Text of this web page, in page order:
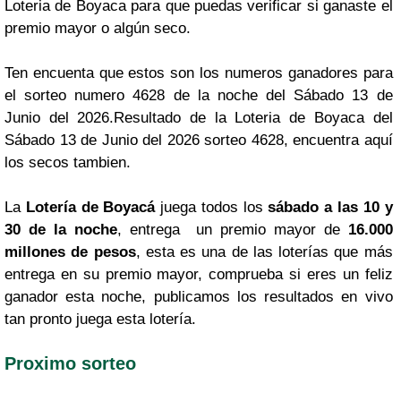
Loteria de Boyaca para que puedas verificar si ganaste el
premio mayor o algún seco.
Ten encuenta que estos son los numeros ganadores para
el sorteo numero 4628 de la noche del Sábado 13 de
Junio del 2026.Resultado de la Loteria de Boyaca del
Sábado 13 de Junio del 2026 sorteo 4628, encuentra aquí
los secos tambien.
La Lotería de Boyacá juega todos lossábado a las 10 y
30 de la noche, entrega un premio mayor de 16.000
millones de pesos, esta es una de las loterías que más
entrega en su premio mayor, comprueba si eres un feliz
ganador esta noche, publicamos los resultados en vivo
tan pronto juega esta lotería.
Proximo sorteo